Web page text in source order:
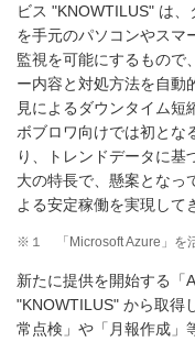
ビス "KNOWTILUS" は
を手元のパソコンやスマ
監視を可能にするもので
ー内容と対処方法を自動
見によるダウンタイム短
ボブロワ向けでは初とな
り、トレンドデータに基
大の特長で、懸案となっ
よる安定稼働を実現して
※１ 「Microsoft Azure」
新たに提供を開始する「
"KNOWTILUS" から取得
常点検」や「月報作成」